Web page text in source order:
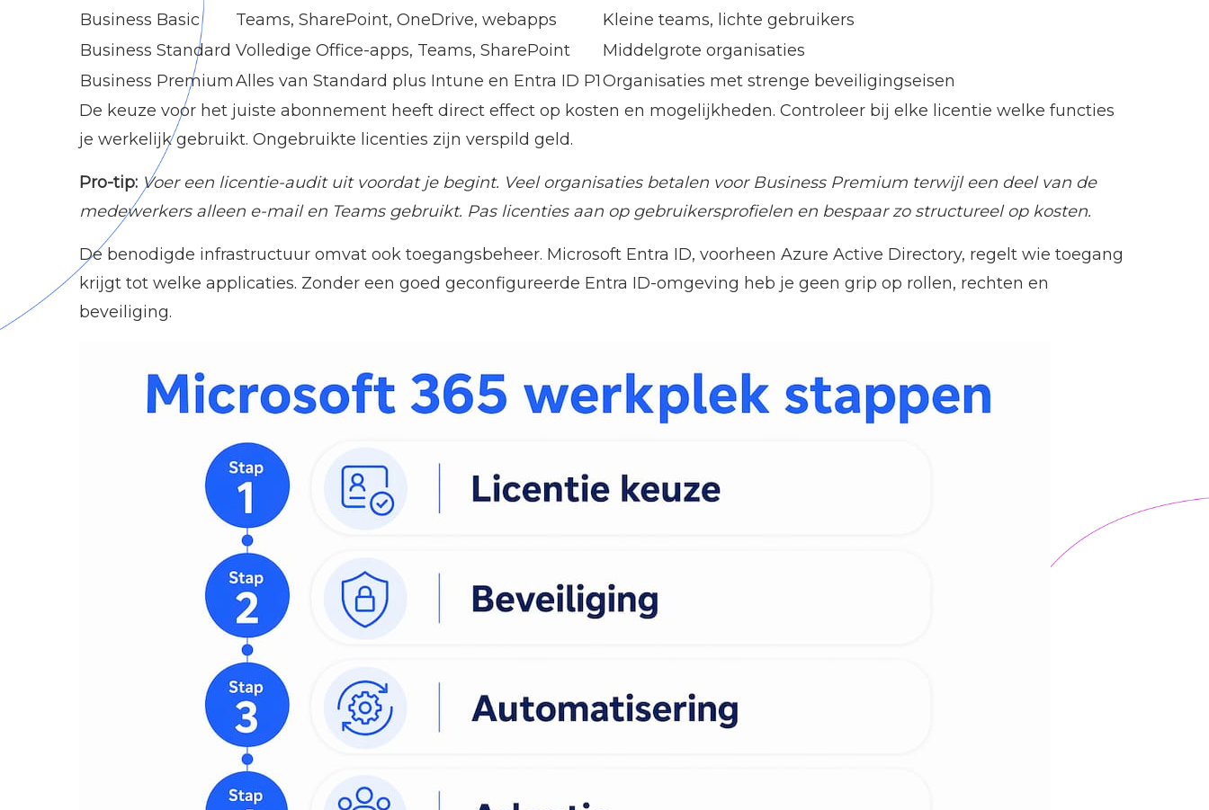
Business Basic
Teams, SharePoint, OneDrive, webapps
Kleine teams, lichte gebruikers
Business Standard Volledige Office-apps, Teams, SharePoint
Middelgrote organisaties
Business PremiumAlles van Standard plus Intune en Entra ID P1Organisaties met strenge beveiligingseisen
De keuze voor het juiste abonnement heeft direct effect op kosten en mogelijkheden. Controleer bij elke licentie welke functies
je werkelijk gebruikt. Ongebruikte licenties zijn verspild geld.
Pro-tip: Voer een licentie-audit uit voordat je begint. Veel organisaties betalen voor Business Premium terwijl een deel van de
medewerkers alleen e-mail en Teams gebruikt. Pas licenties aan op gebruikersprofielen en bespaar zo structureel op kosten.
De benodigde infrastructuur omvat ook toegangsbeheer. Microsoft Entra ID, voorheen Azure Active Directory, regelt wie toegang
krijgt tot welke applicaties. Zonder een goed geconfigureerde Entra ID-omgeving heb je geen grip op rollen, rechten en
beveiliging.